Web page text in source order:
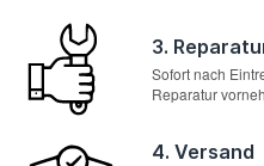
3.
Sofort nach
Reparatur
4. Versand